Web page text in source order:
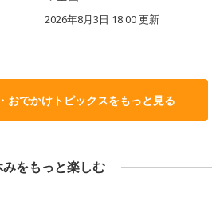
2026年8月3日 18:00更新
おでかけトピックスをもっと見る
をもっと楽しむ